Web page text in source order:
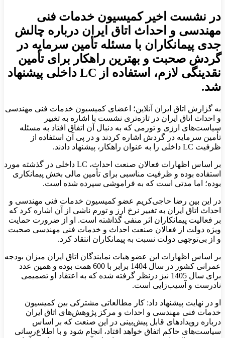
در نشست اخیر کمیسیون خدمات فنی
مهندسی و احداث اتاق ایران درباره چالش
جدی پیمانکاران با مسئله تأمین سرمایه در
گردش صحبت و بهترین راهکار برای تأمین
نقدینگی لازم، استفاده از LC داخلی پیشنهاد
شد.
به گزارش اتاق ایران آنلاین؛ اعضای کمیسیون خدمات فنی مهندسی
و احداث اتاق ایران در تازه‌تری نشست با اشاره به تغییر
سیاست‌های ارزی و تورمی که به دنبال آن اتفاق افتاد به مسئله
تأمین سرمایه در گردش اشاره کردند و در پی آن استفاده از
ظرفیت LC داخلی را به عنوان راهکار، پیشنهاد دادند.
بر اساس اظهارات فعالان صنعت احداث، LC داخلی در گذشته مورد
استفاده بوده و ظرفیت مناسبی برای تأمین مالی بخش پیمانکاری
بوده؛ اما مدتی است که به فراموشی سپرده شده است.
در این بین رضا حاجی‌کریم عضو کمیسیون خدمات فنی مهندسی و
احداث اتاق ایران به تغییر نرخ ارز و تورم ناشی از آن اشاره کرد که
بر فعالیت پیمانکاران اثر منفی گذاشته است. او از ضرورت حمایت
ویژه دولت از فعالان صنعت احداث و خدمات فنی مهندسی صحبت
و از بی‌توجهی دولت نسبت به پیمانکاران انتقاد کرد.
بر اساس اظهارات این عضو هیات نمایندگان اتاق ایران میزان بودجه
عمرانی کشور در سال 1404 برابر با 600 همت بوده و همین عدد
برای سال 1405 نیز درنظر گرفته شده که به اعتقاد او تصمیمی
نادرست و آسیب‌زایی است.
او در نهایت پیشنهاد داد: کار مطالعاتی مشترکی بین کمیسیون
خدمات فنی مهندسی و احداث و مرکز پژوهش‌های اتاق ایران
درباره رویدادهای قابل پیش‌بینی در این صنعت که بر اساس
سیاست‌های حاکم اتفاق خواهد افتاد، انجام شود و با اطلاع‌رسانی